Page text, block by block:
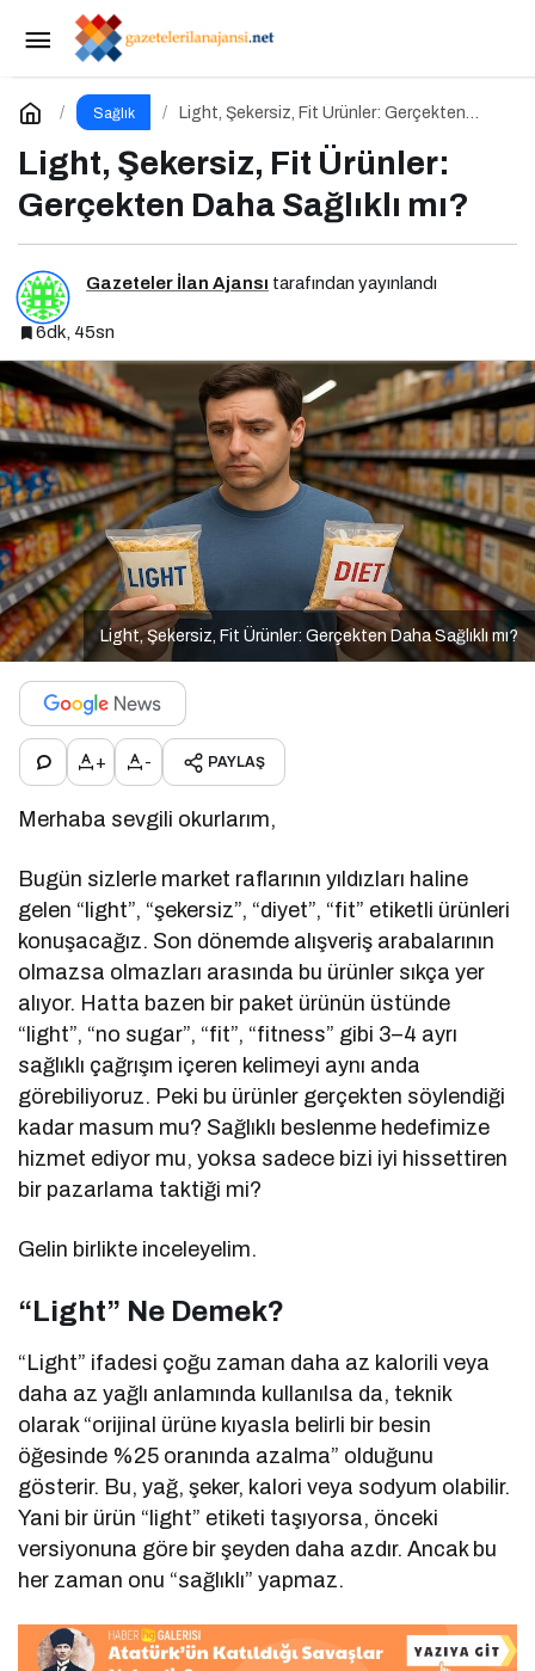
Sağlık
Light, Şekersiz, Fit Ürünler: Gerçekten
Light, Şekersiz, Fit Ürünler:
Gerçekten Daha Sağlıklı mı?
Gazeteler İlan Ajansı tarafından yayınlandı
6dk, 45sn
Light, Şekersiz, Fit Ürünler: Gerçekten Daha Sağlıklı mı?
+ - PAYLAŞ
Merhaba sevgili okurlarım,
Bugün sizlerle market raflarının yıldızları haline
gelen “light”, “şekersiz”, “diyet”, “fit” etiketli ürünleri
konuşacağız. Son dönemde alışveriş arabalarının
olmazsa olmazları arasında bu ürünler sıkça yer
alıyor. Hatta bazen bir paket ürünün üstünde
“light”, “no sugar”, “fit”, “fitness” gibi 3–4 ayrı
sağlıklı çağrışım içeren kelimeyi aynı anda
görebiliyoruz. Peki bu ürünler gerçekten söylendiği
kadar masum mu? Sağlıklı beslenme hedefimize
hizmet ediyor mu, yoksa sadece bizi iyi hissettiren
bir pazarlama taktiği mi?
Gelin birlikte inceleyelim.
“Light” Ne Demek?
“Light” ifadesi çoğu zaman daha az kalorili veya
daha az yağlı anlamında kullanılsa da, teknik
olarak “orijinal ürüne kıyasla belirli bir besin
öğesinde %25 oranında azalma” olduğunu
gösterir. Bu, yağ, şeker, kalori veya sodyum olabilir.
Yani bir ürün “light” etiketi taşıyorsa, önceki
versiyonuna göre bir şeyden daha azdır. Ancak bu
her zaman onu “sağlıklı” yapmaz.
Anne Adaylarının Başucu Kitabı
Yorum Yap